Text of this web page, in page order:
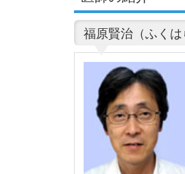
福原賢治（ふく